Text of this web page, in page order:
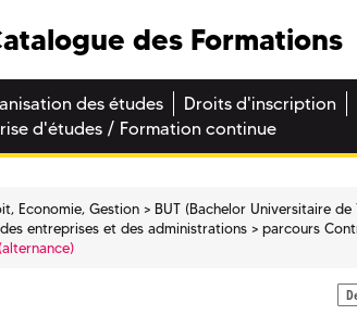
des Formations
des études Droits d'inscription
d'études / Formation continue
Economie, Gestion
BUT (Bachelor Universitaire de
entreprises et des administrations
parcours